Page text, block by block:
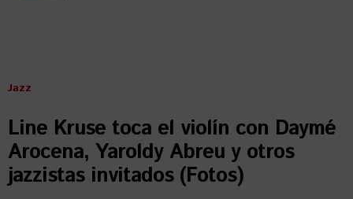
Jazz
Line Kruse toca el violín con Daymé
Arocena, Yaroldy Abreu y otros
jazzistas invitados (Fotos)